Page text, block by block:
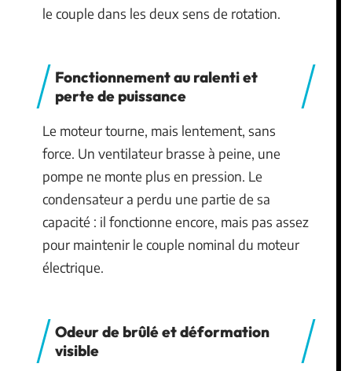
le couple dans les deux sens de rotation.
Fonctionnement au ralenti et
perte de puissance
Le moteur tourne, mais lentement, sans
force. Un ventilateur brasse à peine, une
pompe ne monte plus en pression. Le
condensateur a perdu une partie de sa
capacité : il fonctionne encore, mais pas assez
pour maintenir le couple nominal du moteur
électrique.
Odeur de brûlé et déformation
visible